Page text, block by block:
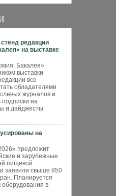
редакции
на выставке
Бакалея»
выставки
все
обладателями
журналов и
подписки на
и дайджесты.
на
предложит
и зарубежные
пищевой
заявили свыше 850
Планируется
в